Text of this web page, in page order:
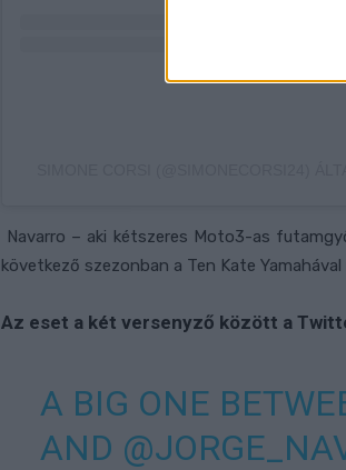
Navarro – aki kétszeres Moto3-as
következő szezonban a Ten Kate
Az eset a két versenyző között a
A BIG ONE
AND